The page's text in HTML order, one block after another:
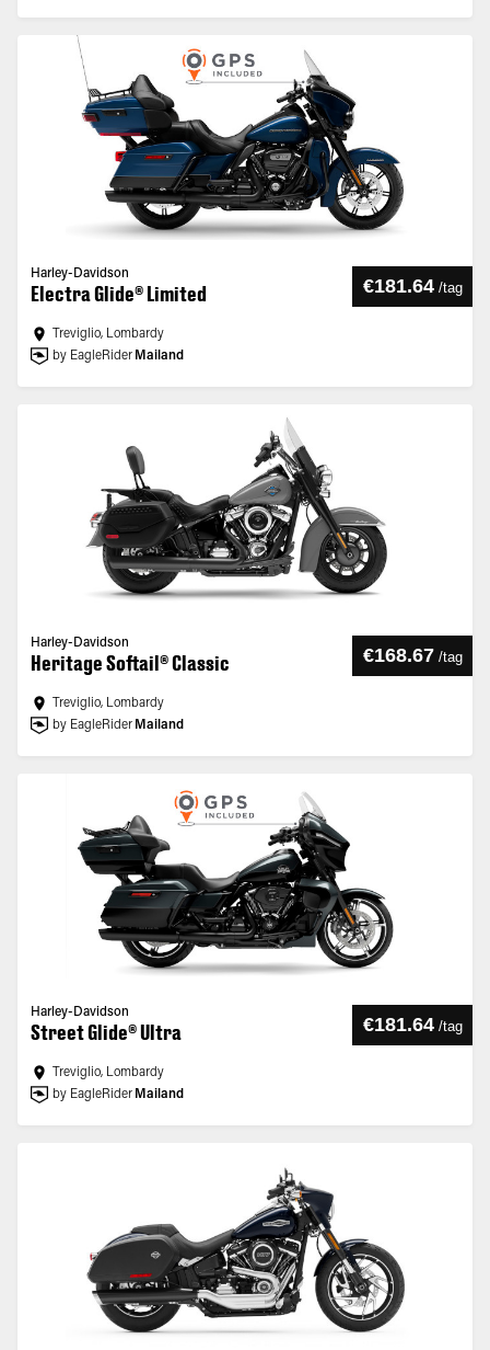
Harley-Davidson
Electra Glide® Limited €181.64 /tag
Treviglio, Lombardy
by EagleRider Mailand
Harley-Davidson
Heritage Softail® Classic €168.67 /tag
Treviglio, Lombardy
by EagleRider Mailand
Harley-Davidson
Street Glide® Ultra €181.64 /tag
Treviglio, Lombardy
by EagleRider Mailand